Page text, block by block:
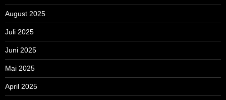
August 2025
Juli 2025
Juni 2025
Mai 2025
April 2025